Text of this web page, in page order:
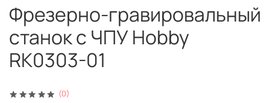
(0)
Фрезерно-гравировальный
станок с ЧПУ Hobby
RK0303-01